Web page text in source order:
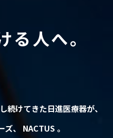
る人へ。
続けてきた日進医療器が、
、 NACTUS 。